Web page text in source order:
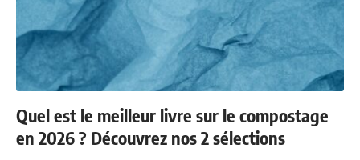
Quel est le meilleur livre sur le compostage
en 2026 ? Découvrez nos 2 sélections